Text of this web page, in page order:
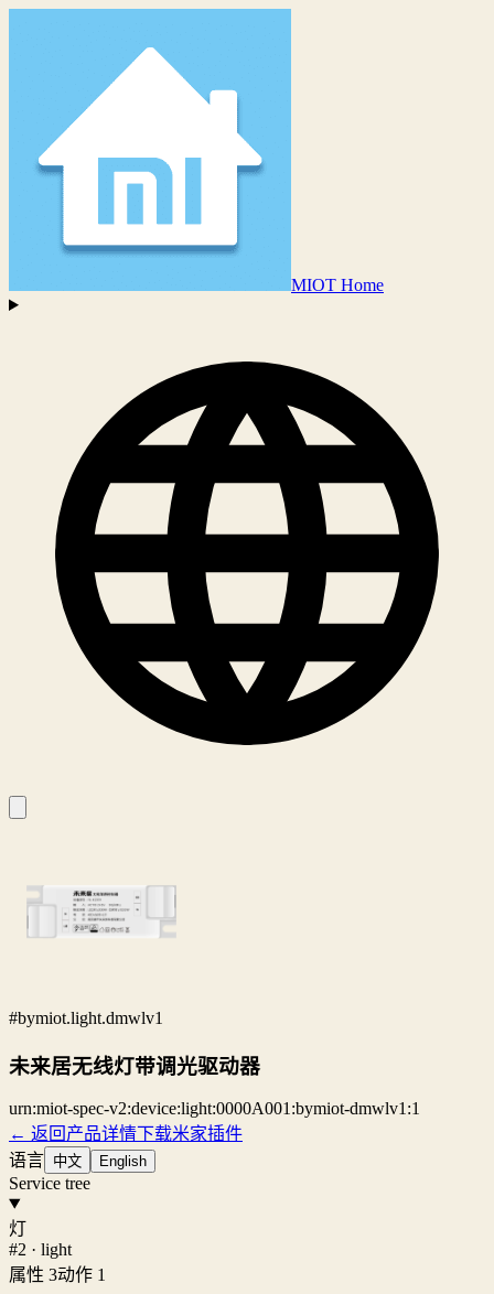
MIOT Home
#bymiot.light.dmwlv1
未来居无线灯带调光驱动器
urn:miot-spec-v2:device:light:0000A001:bymiot-dmwlv1:1
← 返回产品详情下载米家插件
语言 中文 English
Service tree
灯
#2 · light
属性 3动作 1